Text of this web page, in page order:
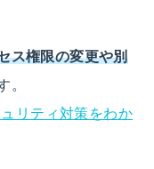
ス権限の変更や別
。
リティ対策をわか